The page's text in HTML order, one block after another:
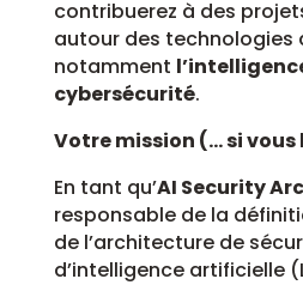
contribuerez à des
autour des technologies
notamment
cybersécurité.
Votre mission (… si vous
En tant qu’AI Security
responsable de la
de l’architecture de
d’intelligence artificielle